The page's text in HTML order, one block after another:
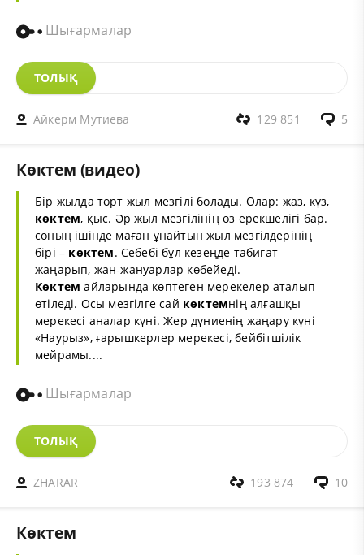
Шығармалар
ТОЛЫҚ
Айкерм Мутиева 5
129 851
Көктем (видео)
Бір жылда төрт жыл мезгілі болады. Олар: жаз, күз,
көктем, қыс. Әр жыл мезгілінің өз ерекшелігі бар.
соның ішінде маған ұнайтын жыл мезгілдерінің
бірі – көктем. Себебі бұл кезеңде табиғат
жаңарып, жан-жануарлар көбейеді.
Көктем айларында көптеген мерекелер аталып
өтіледі. Осы мезгілге сай көктемнің алғашқы
мерекесі аналар күні. Жер дүниенің жаңару күні
«Наурыз», ғарышкерлер мерекесі, бейбітшілік
мейрамы....
Шығармалар
ТОЛЫҚ
ZHARAR 10
193 874
Көктем